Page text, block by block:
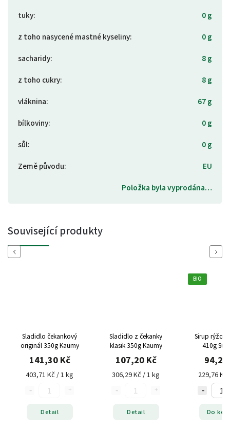
tuky:
0 g
z toho nasycené mastné kyseliny:
0 g
sacharidy:
8 g
z toho cukry:
8 g
vláknina:
67 g
bílkoviny:
0 g
sůl:
0 g
Země původu:
EU
Položka byla vyprodána…
Související produkty
Previous
Sladidlo čekankový
originál 350g Kaumy
141,30 Kč
403,71 Kč / 1 kg
Detail
Sladidlo z čekanky
klasik 350g Kaumy
107,20 Kč
306,29 Kč / 1 kg
Detail
BIO
Sirup
410g
94,20
229,76
Do
Next